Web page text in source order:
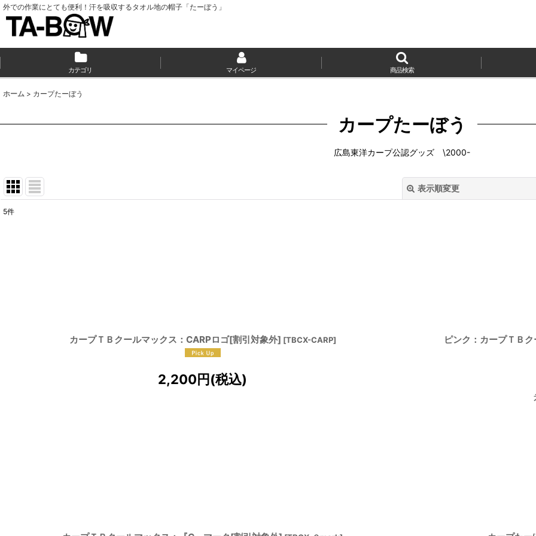
外での作業にとても便利！汗を吸収するタオル地の帽子「たーぼう」
カテゴリ マイページ 商品検索
ホーム > カープたーぼう
カープたーぼう
広島東洋カープ公認グッズ \2000-
表示順変更
5件
カープＴＢクールマックス：CARPロゴ[割引対象外] [TBCX-CARP]
2,200円(税込)
ピンク：カープＴＢ